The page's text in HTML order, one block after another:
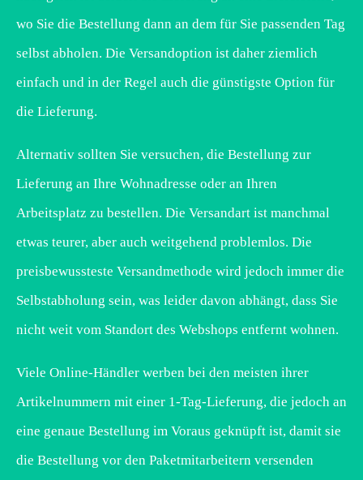
wo Sie die Bestellung dann an dem für Sie passenden Tag
selbst abholen. Die Versandoption ist daher ziemlich
einfach und in der Regel auch die günstigste Option für
die Lieferung.
Alternativ sollten Sie versuchen, die Bestellung zur
Lieferung an Ihre Wohnadresse oder an Ihren
Arbeitsplatz zu bestellen. Die Versandart ist manchmal
etwas teurer, aber auch weitgehend problemlos. Die
preisbewussteste Versandmethode wird jedoch immer die
Selbstabholung sein, was leider davon abhängt, dass Sie
nicht weit vom Standort des Webshops entfernt wohnen.
Viele Online-Händler werben bei den meisten ihrer
Artikelnummern mit einer 1-Tag-Lieferung, die jedoch an
eine genaue Bestellung im Voraus geknüpft ist, damit sie
die Bestellung vor den Paketmitarbeitern versenden